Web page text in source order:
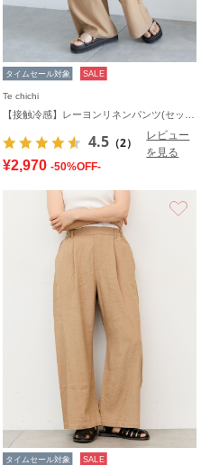
タイムセール対象 SALE
Te chichi
4.5 （2）
レビュー
を見る
¥2,970 -50%OFF-
タイムセール対象 SALE